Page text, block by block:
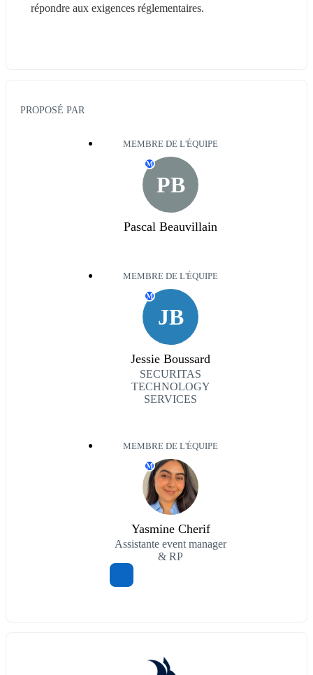
répondre aux exigences réglementaires.
PROPOSÉ PAR
MEMBRE DE L'ÉQUIPE
PB
M
Pascal Beauvillain
MEMBRE DE L'ÉQUIPE
JB
M
Jessie Boussard
SECURITAS
TECHNOLOGY
SERVICES
MEMBRE DE L'ÉQUIPE
M
Yasmine Cherif
Assistante event manager
& RP